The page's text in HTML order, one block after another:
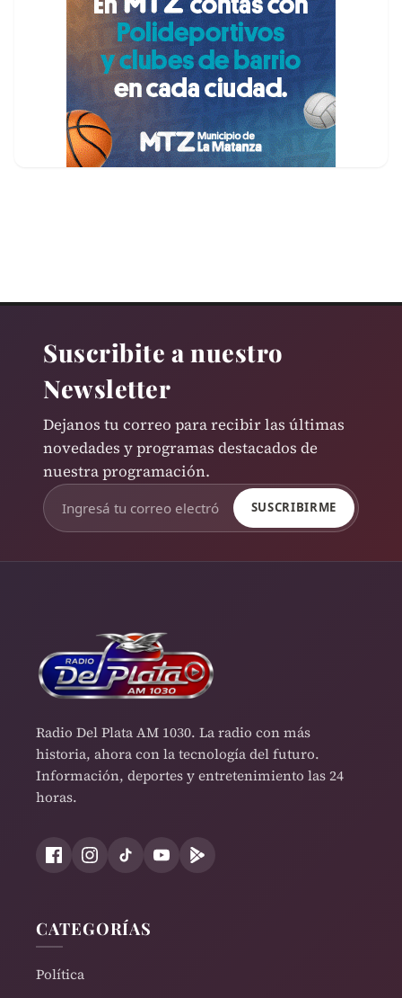
Suscribite a nuestro
Newsletter
Dejanos tu correo para recibir las últimas
novedades y programas destacados de
nuestra programación.
SUSCRIBIRME
Radio Del Plata AM 1030. La radio con más
historia, ahora con la tecnología del futuro.
Información, deportes y entretenimiento las 24
horas.
CATEGORÍAS
Política